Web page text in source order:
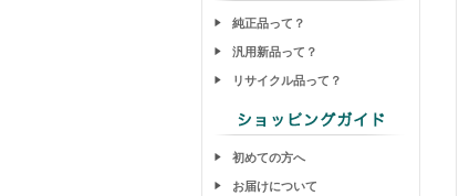
純正品って？
汎用新品って？
リサイクル品って？
初めての方へ
お届けについて